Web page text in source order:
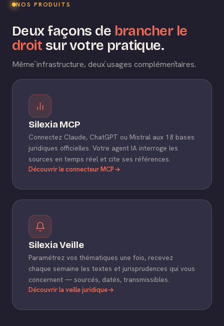
NOS PRODUITS
Deux façons de brancher le
droit sur votre pratique.
Même infrastructure, deux usages complémentaires.
Silexia MCP
Connectez Claude, ChatGPT ou Mistral aux 18 bases
juridiques officielles. Votre agent IA interroge les
sources en temps réel et cite ses références.
Découvrir le connecteur MCP
Silexia Veille
Paramétrez vos thématiques une fois, recevez
chaque semaine les textes et jurisprudences qui vous
concernent — sourcés, datés, transmissibles.
Découvrir la veille juridique